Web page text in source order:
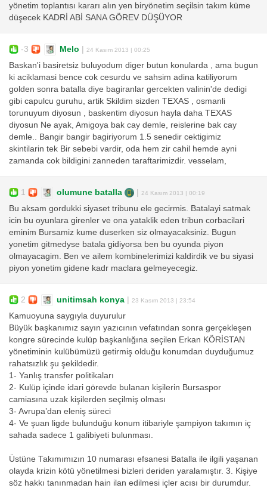
yönetim toplantısı kararı alın yen biryönetim seçilsin takım küme
düşecek KADRİ ABİ SANA GÖREV DÜŞÜYOR
-3 Melo | 24 Kasım 2013 | 00:25
Baskan'i basiretsiz buluyodum diger butun konularda , ama bugun
ki aciklamasi bence cok cesurdu ve sahsim adina katiliyorum
golden sonra batalla diye bagiranlar gercekten valinin'de dedigi
gibi capulcu guruhu, artik Skildim sizden TEXAS , osmanli
torunuyum diyosun , baskentim diyosun hayla daha TEXAS
diyosun Ne ayak, Amigoya bak cay demle, reislerine bak cay
demle.. Bangir bangir bagiriyorum 1.5 senedir cektigimiz
skintilarin tek Bir sebebi vardir, oda hem zir cahil hemde ayni
zamanda cok bildigini zanneden taraftarimizdir. vesselam,
1 olumune batalla | 24 Kasım 2013 | 00:19
Bu aksam gordukki siyaset tribunu ele gecirmis. Batalayi satmak
icin bu oyunlara girenler ve ona yataklik eden tribun corbacilari
eminim Bursamiz kume duserken siz olmayacaksiniz. Bugun
yonetim gitmedyse batala gidiyorsa ben bu oyunda piyon
olmayacagim. Ben ve ailem kombinelerimizi kaldirdik ve bu siyasi
piyon yonetim gidene kadr maclara gelmeyecegiz.
2 unitimsah konya | 23 Kasım 2013 | 23:54
Kamuoyuna saygıyla duyurulur
Büyük başkanımız sayın yazıcının vefatından sonra gerçekleşen
kongre sürecinde kulüp başkanlığına seçilen Erkan KÖRİSTAN
yönetiminin kulübümüzü getirmiş olduğu konumdan duyduğumuz
rahatsızlık şu şekildedir.
1- Yanlış transfer politikaları
2- Kulüp içinde idari görevde bulanan kişilerin Bursaspor
camiasına uzak kişilerden seçilmiş olması
3- Avrupa’dan eleniş süreci
4- Ve şuan ligde bulunduğu konum itibariyle şampiyon takımın iç
sahada sadece 1 galibiyeti bulunması.
Üstüne Takımımızın 10 numarası efsanesi Batalla ile ilgili yaşanan
olayda krizin kötü yönetilmesi bizleri deriden yaralamıştır. 3. Kişiye
söz hakkı tanınmadan hain ilan edilmesi içler acısı bir durumdur.